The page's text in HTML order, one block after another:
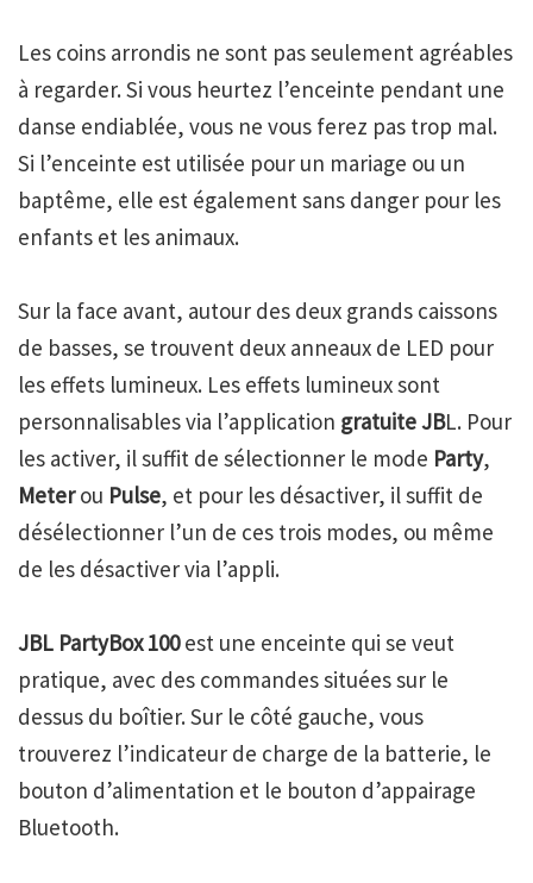
Les coins arrondis ne sont pas seulement agréables
à regarder. Si vous heurtez l’enceinte pendant une
danse endiablée, vous ne vous ferez pas trop mal.
Si l’enceinte est utilisée pour un mariage ou un
baptême, elle est également sans danger pour les
enfants et les animaux.
Sur la face avant, autour des deux grands caissons
de basses, se trouvent deux anneaux de LED pour
les effets lumineux. Les effets lumineux sont
personnalisables via l’application gratuite JBL. Pour
les activer, il suffit de sélectionner le mode Party,
Meterou Pulse, et pour les désactiver, il suffit de
désélectionner l’un de ces trois modes, ou même
de les désactiver via l’appli.
JBL PartyBox 100est une enceinte qui se veut
pratique, avec des commandes situées sur le
dessus du boîtier. Sur le côté gauche, vous
trouverez l’indicateur de charge de la batterie, le
bouton d’alimentation et le bouton d’appairage
Bluetooth.